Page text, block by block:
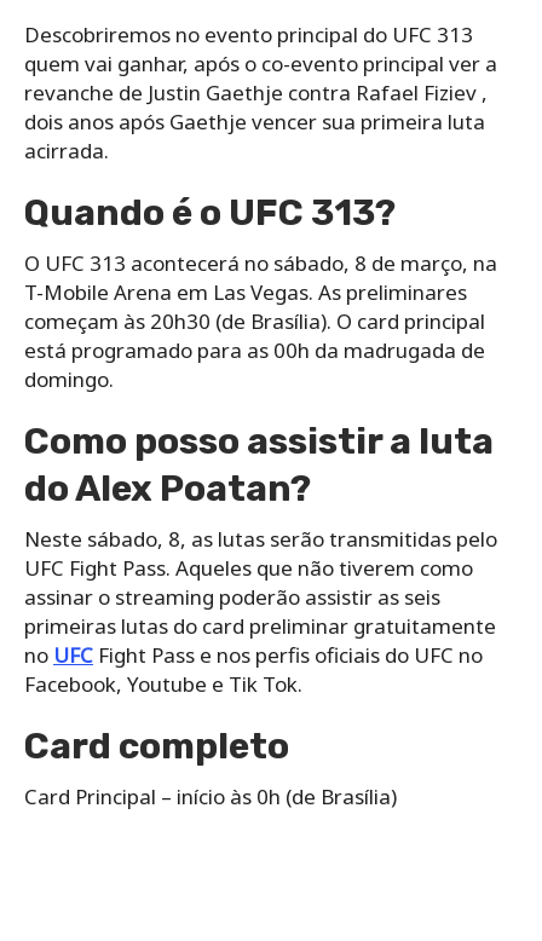
Descobriremos no evento principal do UFC 313
quem vai ganhar, após o co-evento principal ver a
revanche de Justin Gaethje contra Rafael Fiziev ,
dois anos após Gaethje vencer sua primeira luta
acirrada.
Quando é o UFC 313?
O UFC 313 acontecerá no sábado, 8 de março, na
T-Mobile Arena em Las Vegas. As preliminares
começam às 20h30 (de Brasília). O card principal
está programado para as 00h da madrugada de
domingo.
Como posso assistir a luta
do Alex Poatan?
Neste sábado, 8, as lutas serão transmitidas pelo
UFC Fight Pass. Aqueles que não tiverem como
assinar o streaming poderão assistir as seis
primeiras lutas do card preliminar gratuitamente
no UFC Fight Pass e nos perfis oficiais do UFC no
Facebook, Youtube e Tik Tok.
Card completo
Card Principal – início às 0h (de Brasília)